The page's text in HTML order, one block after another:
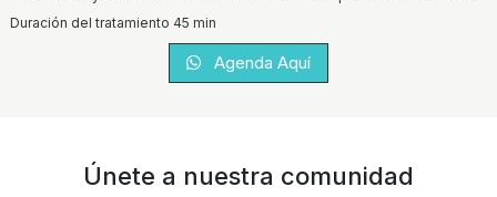
Duración del tratamiento 45 min
Agenda Aquí
Únete a nuestra comunidad